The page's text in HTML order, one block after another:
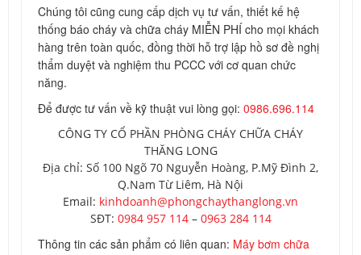
Chúng tôi cũng cung cấp dịch vụ tư vấn, thiết kế hệ
thống báo cháy và chữa cháy MIỄN PHÍ cho mọi khách
hàng trên toàn quốc, đồng thời hỗ trợ lập hồ sơ đề nghị
thẩm duyệt và nghiệm thu PCCC với cơ quan chức
năng.
Để được tư vấn về kỹ thuật vui lòng gọi: 0986.696.114
CÔNG TY CỔ PHẦN PHÒNG CHÁY CHỮA CHÁY
THĂNG LONG
Địa chỉ: Số 100 Ngõ 70 Nguyễn Hoàng, P.Mỹ Đình 2,
Q.Nam Từ Liêm, Hà Nội
Email: kinhdoanh@phongchaythanglong.vn
SĐT: 0984 957 114– 0963 284 114
Thông tin các sản phẩm có liên quan: Máy bơm chữa